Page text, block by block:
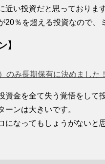
い投資だと思っております
20％を超える投資なので、
】
み長期保有に決めました！
資金を全て失う覚悟をして
ンは大きいです。
になってもしょうがないと